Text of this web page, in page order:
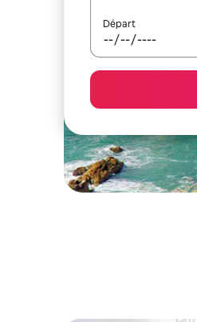
Départ